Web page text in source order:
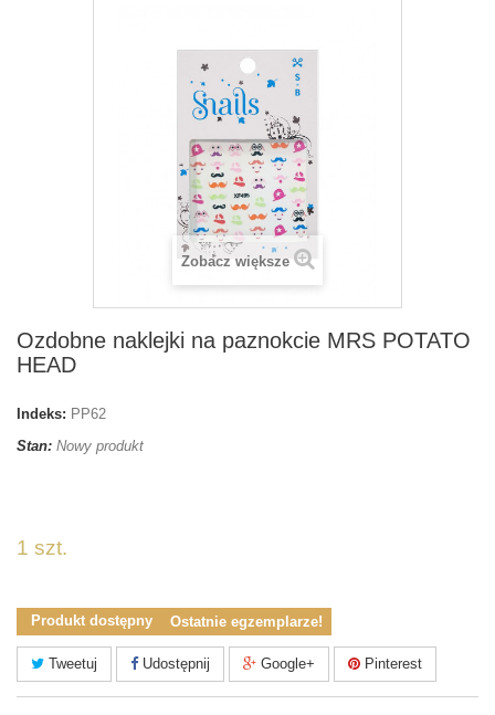
Zobacz większe
Ozdobne naklejki na paznokcie MRS POTATO
HEAD
Indeks: PP62
Stan: Nowy produkt
1 szt.
Produkt dostępny Ostatnie egzemplarze!
Tweetuj Udostępnij Google+ Pinterest